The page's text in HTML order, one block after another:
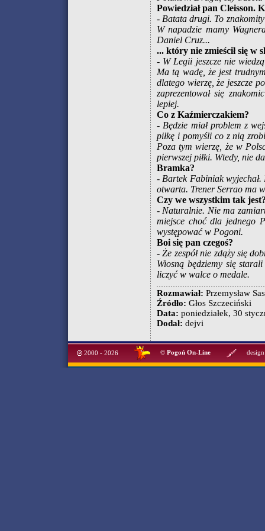
Powiedział pan Cleisson.
- Batata drugi. To
W napadzie mamy
Daniel Cruz...
... który nie zmieścił się w
- W Legii jeszcze nie
Ma tą wadę, że jest
dlatego wierzę, że jeszcze
zaprezentował się
lepiej.
Co z Kaźmierczakiem?
- Będzie miał problem z
piłkę i pomyśli co z nią
Poza tym wierzę, że w
pierwszej piłki. Wtedy, nie
Bramka?
- Bartek Fabiniak wyjechał.
otwarta. Trener Serrao ma
Czy we wszystkim tak
- Naturalnie. Nie ma
miejsce choć dla jednego
występować w Pogoni.
Boi się pan czegoś?
- Że zespół nie zdąży się
Wiosną będziemy się
liczyć w walce o medale.
Rozmawiał: Przemysław Sas
Źródło: Głos Szczeciński
Data: poniedziałek, 30
Dodał: dejvi
2000 - 2026 © Pogoń On-Line